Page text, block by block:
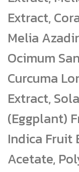
Extract,
Melia
Ocimum
Curcuma
Extract,
(Eggplant)
Indica Fruit
Acetate,